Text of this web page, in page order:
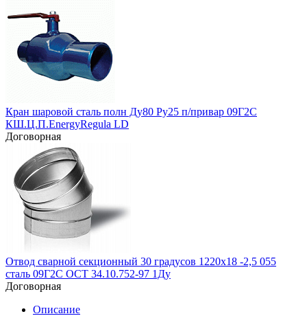
Кран шаровой сталь полн Ду80 Ру25 п/привар 09Г2С
КШ.Ц.П.EnergyRegula LD
Договорная
Отвод сварной секционный 30 градусов 1220х18 -2,5 055
сталь 09Г2С ОСТ 34.10.752-97 1Ду
Договорная
Описание